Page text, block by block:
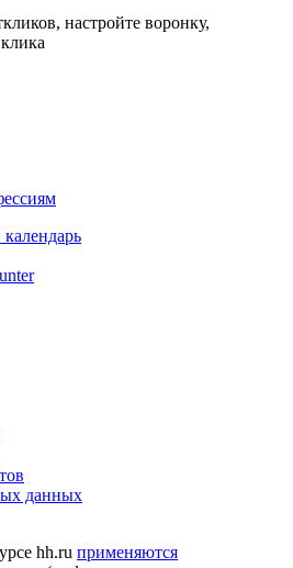
настройте воронку,
данных
hh.ru применяются